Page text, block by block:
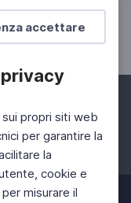
accettare
sui propri siti web
per garantire la
la
cookie e
misurare il
Twitter